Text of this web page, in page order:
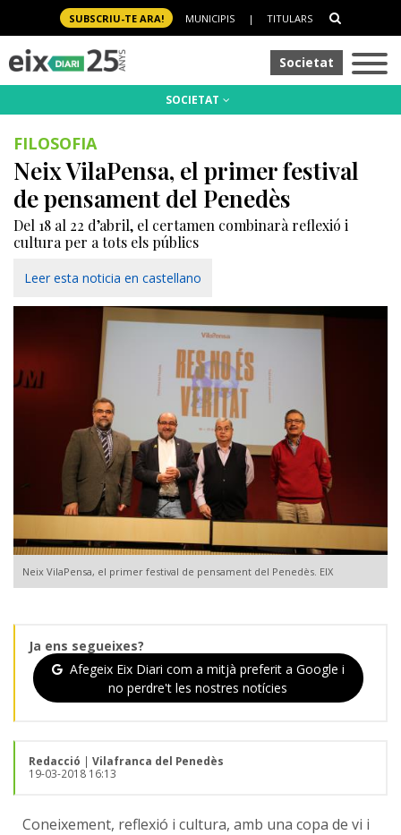
SUBSCRIU-TE ARA! MUNICIPIS | TITULARS
Societat
SOCIETAT
FILOSOFIA
Neix VilaPensa, el primer festival
de pensament del Penedès
Del 18 al 22 d’abril, el certamen combinarà reflexió i
cultura per a tots els públics
Leer esta noticia en castellano
Neix VilaPensa, el primer festival de pensament del Penedès. EIX
Ja ens segueixes?
Afegeix Eix Diari com a mitjà preferit a Google i
no perdre't les nostres notícies
Redacció | Vilafranca del Penedès
19-03-2018 16:13
Coneixement, reflexió i cultura, amb una copa de vi i